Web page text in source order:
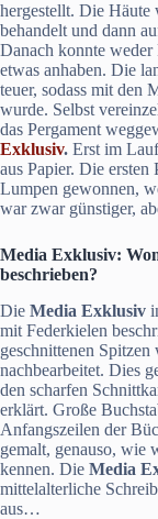
hergestellt. Die Häute
behandelt und dann
Danach konnte weder
etwas anhaben. Die
teuer, sodass mit den
wurde. Selbst
das Pergament
Exklusiv. Erst im
aus Papier. Die ersten
Lumpen gewonnen,
war zwar günstiger,
Media Exklusiv:
beschrieben?
Die Media Exklusiv
mit Federkielen
geschnittenen
nachbearbeitet. Dies
den scharfen
erklärt. Große
Anfangszeilen der
gemalt, genauso, wie
kennen. Die Media
mittelalterliche
aus…